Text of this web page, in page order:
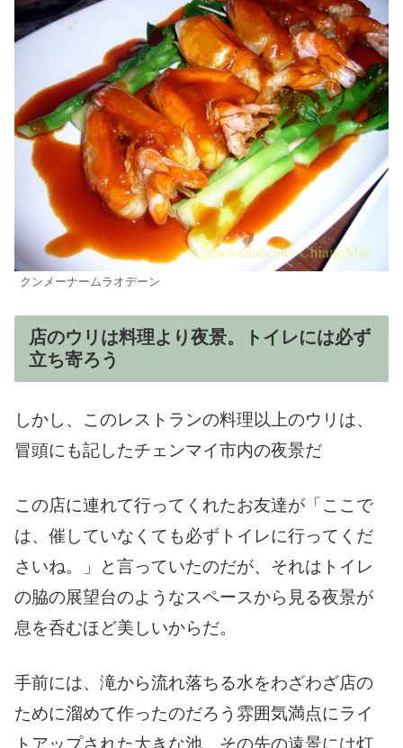
クンメーナームラオデーン
店のウリは料理より夜景。トイレには必ず
立ち寄ろう
しかし、このレストランの料理以上のウリは、
冒頭にも記したチェンマイ市内の夜景だ
この店に連れて行ってくれたお友達が「ここで
は、催していなくても必ずトイレに行ってくだ
さいね。」と言っていたのだが、それはトイレ
の脇の展望台のようなスペースから見る夜景が
息を呑むほど美しいからだ。
手前には、滝から流れ落ちる水をわざわざ店の
ために溜めて作ったのだろう雰囲気満点にライ
トアップされた大きな池、その先の遠景には灯